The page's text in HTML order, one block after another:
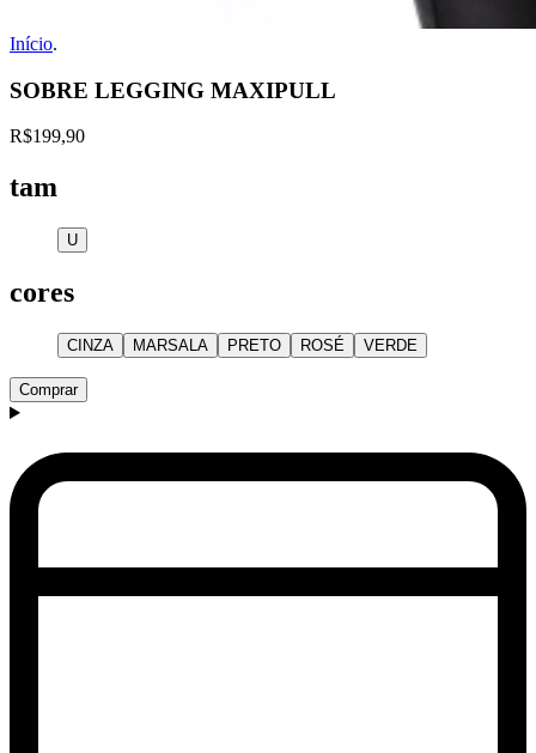
Início.
SOBRE LEGGING MAXIPULL
R$199,90
tam
U
cores
CINZA MARSALA PRETO ROSÉ VERDE
Comprar